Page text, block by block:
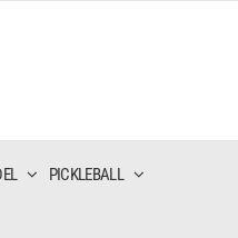
PICKLEBALL